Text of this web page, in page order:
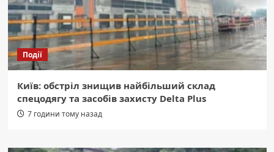
Події
Київ: обстріл знищив найбільший склад
спецодягу та засобів захисту Delta Plus
7 години тому назад